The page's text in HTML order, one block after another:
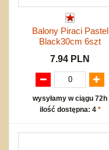
Balony Piraci Pastel
Black30cm 6szt
7.94 PLN
wysyłamy w ciągu 72h
ilość dostępna: 4 *